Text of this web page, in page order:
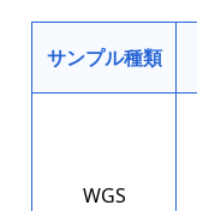
サンプル種類
WGS